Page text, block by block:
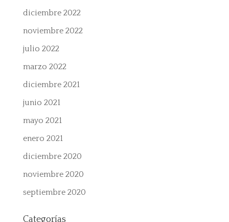
diciembre 2022
noviembre 2022
julio 2022
marzo 2022
diciembre 2021
junio 2021
mayo 2021
enero 2021
diciembre 2020
noviembre 2020
septiembre 2020
Categorías